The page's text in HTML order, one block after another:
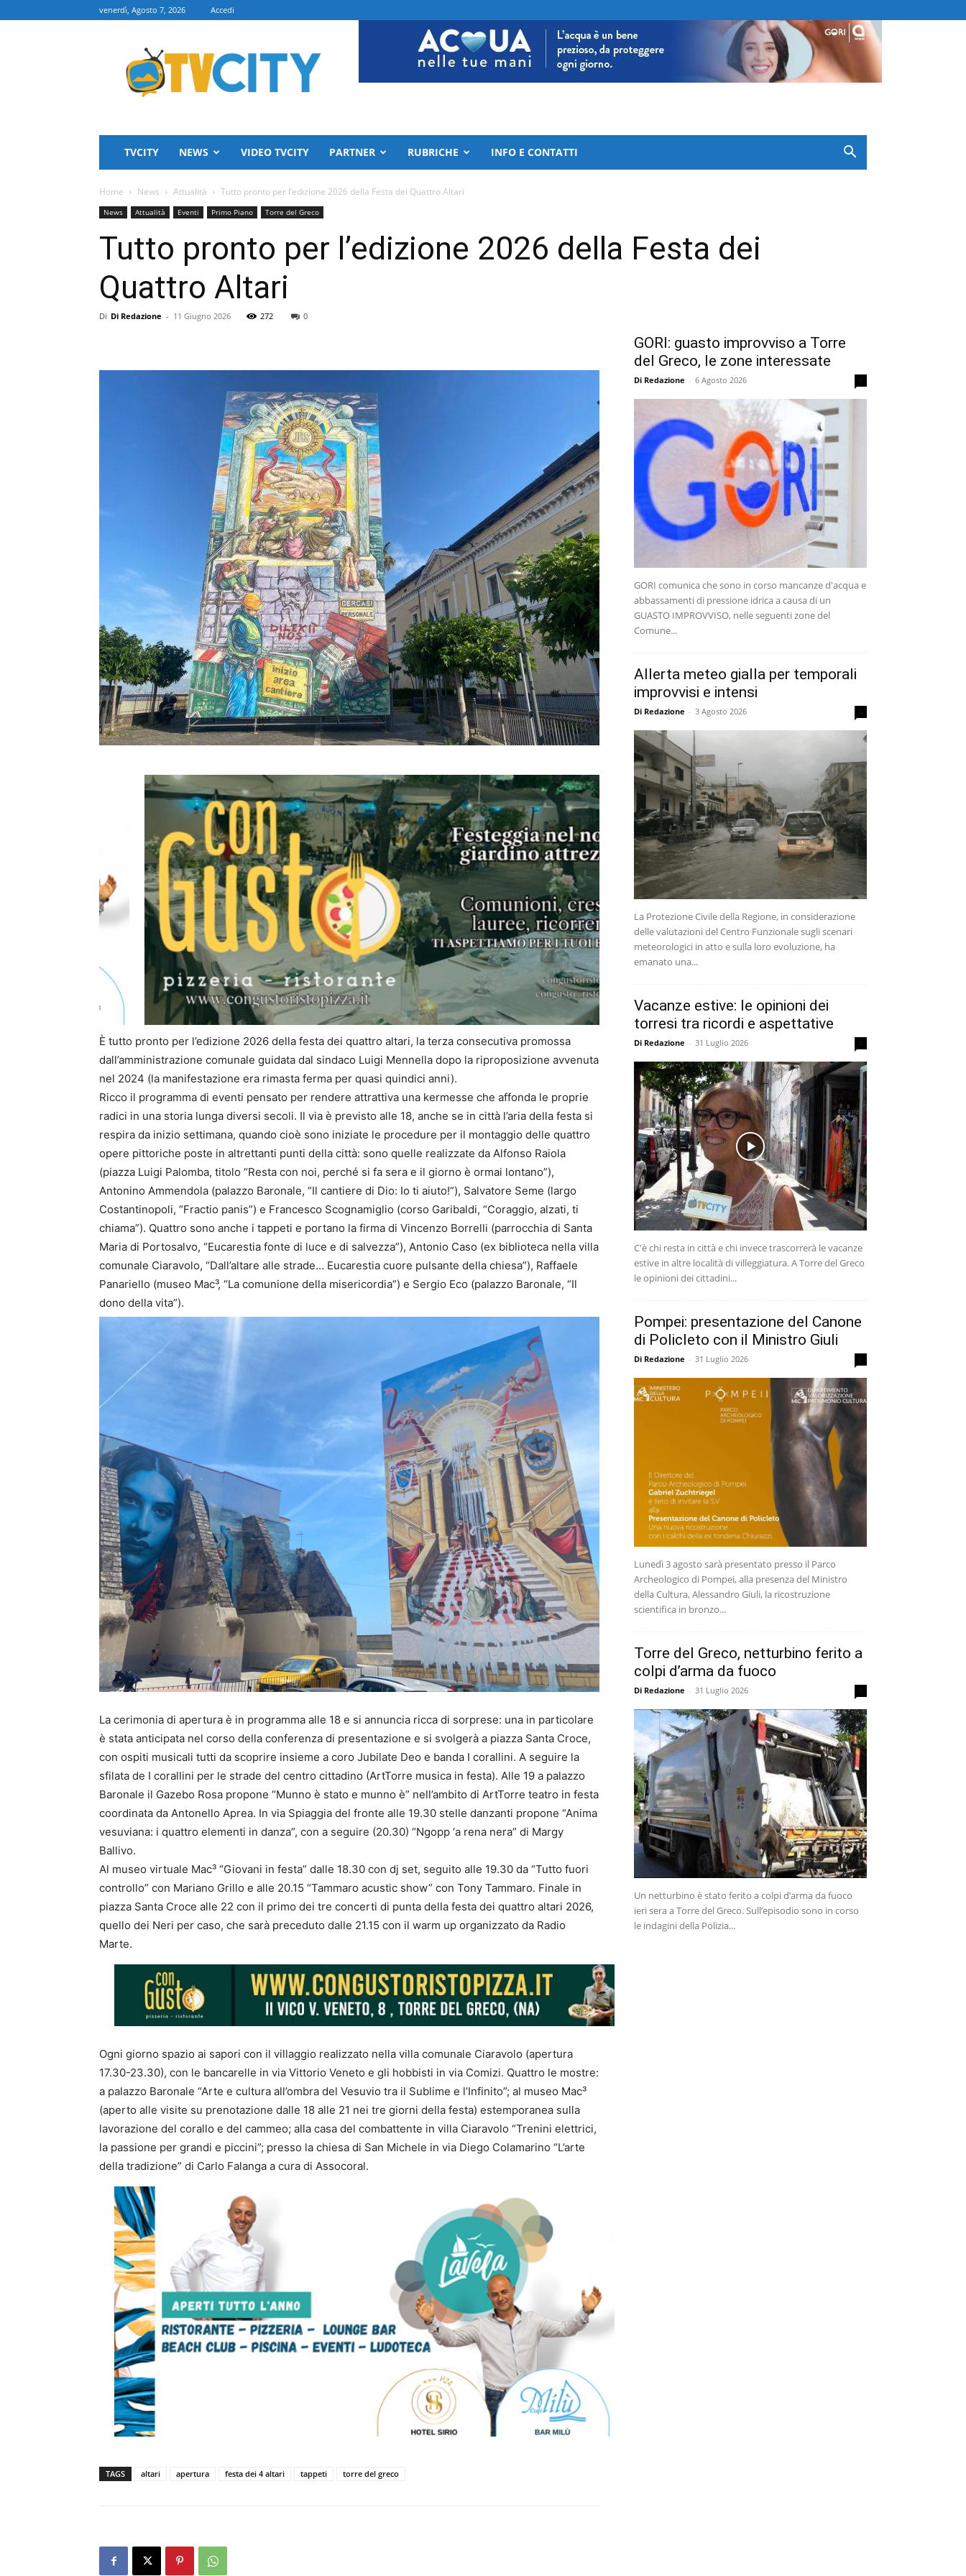
venerdì, Agosto 7, 2026 Accedi
TVCITY
TVCITY NEWS VIDEO TVCITY PARTNER RUBRICHE INFO E CONTATTI
Home News Attualità Tutto pronto per l’edizione 2026 della Festa dei Quattro Altari
News Attualità Eventi Primo Piano Torre del Greco
Tutto pronto per l’edizione 2026 della Festa dei
Quattro Altari
Di Di Redazione - 11 Giugno 2026 272 0
È tutto pronto per l’edizione 2026 della festa dei quattro altari, la terza consecutiva promossa
dall’amministrazione comunale guidata dal sindaco Luigi Mennella dopo la riproposizione avvenuta
nel 2024 (la manifestazione era rimasta ferma per quasi quindici anni).
Ricco il programma di eventi pensato per rendere attrattiva una kermesse che affonda le proprie
radici in una storia lunga diversi secoli. Il via è previsto alle 18, anche se in città l’aria della festa si
respira da inizio settimana, quando cioè sono iniziate le procedure per il montaggio delle quattro
opere pittoriche poste in altrettanti punti della città: sono quelle realizzate da Alfonso Raiola
(piazza Luigi Palomba, titolo “Resta con noi, perché si fa sera e il giorno è ormai lontano”),
Antonino Ammendola (palazzo Baronale, “Il cantiere di Dio: Io ti aiuto!”), Salvatore Seme (largo
Costantinopoli, “Fractio panis”) e Francesco Scognamiglio (corso Garibaldi, “Coraggio, alzati, ti
chiama”). Quattro sono anche i tappeti e portano la firma di Vincenzo Borrelli (parrocchia di Santa
Maria di Portosalvo, “Eucarestia fonte di luce e di salvezza”), Antonio Caso (ex biblioteca nella villa
comunale Ciaravolo, “Dall’altare alle strade… Eucarestia cuore pulsante della chiesa”), Raffaele
Panariello (museo Mac³, “La comunione della misericordia”) e Sergio Eco (palazzo Baronale, “Il
dono della vita”).
La cerimonia di apertura è in programma alle 18 e si annuncia ricca di sorprese: una in particolare
è stata anticipata nel corso della conferenza di presentazione e si svolgerà a piazza Santa Croce,
con ospiti musicali tutti da scoprire insieme a coro Jubilate Deo e banda I corallini. A seguire la
sfilata de I corallini per le strade del centro cittadino (ArtTorre musica in festa). Alle 19 a palazzo
Baronale il Gazebo Rosa propone “Munno è stato e munno è” nell’ambito di ArtTorre teatro in festa
coordinata da Antonello Aprea. In via Spiaggia del fronte alle 19.30 stelle danzanti propone “Anima
vesuviana: i quattro elementi in danza”, con a seguire (20.30) “Ngopp ‘a rena nera” di Margy
Ballivo.
Al museo virtuale Mac³ “Giovani in festa” dalle 18.30 con dj set, seguito alle 19.30 da “Tutto fuori
controllo” con Mariano Grillo e alle 20.15 “Tammaro acustic show” con Tony Tammaro. Finale in
piazza Santa Croce alle 22 con il primo dei tre concerti di punta della festa dei quattro altari 2026,
quello dei Neri per caso, che sarà preceduto dalle 21.15 con il warm up organizzato da Radio
Marte.
Ogni giorno spazio ai sapori con il villaggio realizzato nella villa comunale Ciaravolo (apertura
17.30-23.30), con le bancarelle in via Vittorio Veneto e gli hobbisti in via Comizi. Quattro le mostre:
a palazzo Baronale “Arte e cultura all’ombra del Vesuvio tra il Sublime e l’Infinito”; al museo Mac³
(aperto alle visite su prenotazione dalle 18 alle 21 nei tre giorni della festa) estemporanea sulla
lavorazione del corallo e del cammeo; alla casa del combattente in villa Ciaravolo “Trenini elettrici,
la passione per grandi e piccini”; presso la chiesa di San Michele in via Diego Colamarino “L’arte
della tradizione” di Carlo Falanga a cura di Assocoral.
TAGS altari apertura festa dei 4 altari tappeti torre del greco
GORI: guasto improvviso a Torre
del Greco, le zone interessate
Di Redazione - 6 Agosto 2026
GORI comunica che sono in corso mancanze d'acqua e
abbassamenti di pressione idrica a causa di un
GUASTO IMPROVVISO, nelle seguenti zone del
Comune...
Allerta meteo gialla per temporali
improvvisi e intensi
Di Redazione - 3 Agosto 2026
La Protezione Civile della Regione, in considerazione
delle valutazioni del Centro Funzionale sugli scenari
meteorologici in atto e sulla loro evoluzione, ha
emanato una...
Vacanze estive: le opinioni dei
torresi tra ricordi e aspettative
Di Redazione - 31 Luglio 2026
C'è chi resta in città e chi invece trascorrerà le vacanze
estive in altre località di villeggiatura. A Torre del Greco
le opinioni dei cittadini...
Pompei: presentazione del Canone
di Policleto con il Ministro Giuli
Di Redazione - 31 Luglio 2026
Lunedì 3 agosto sarà presentato presso il Parco
Archeologico di Pompei, alla presenza del Ministro
della Cultura, Alessandro Giuli, la ricostruzione
scientifica in bronzo...
Torre del Greco, netturbino ferito a
colpi d’arma da fuoco
Di Redazione - 31 Luglio 2026
Un netturbino è stato ferito a colpi d’arma da fuoco
ieri sera a Torre del Greco. Sull’episodio sono in corso
le indagini della Polizia...